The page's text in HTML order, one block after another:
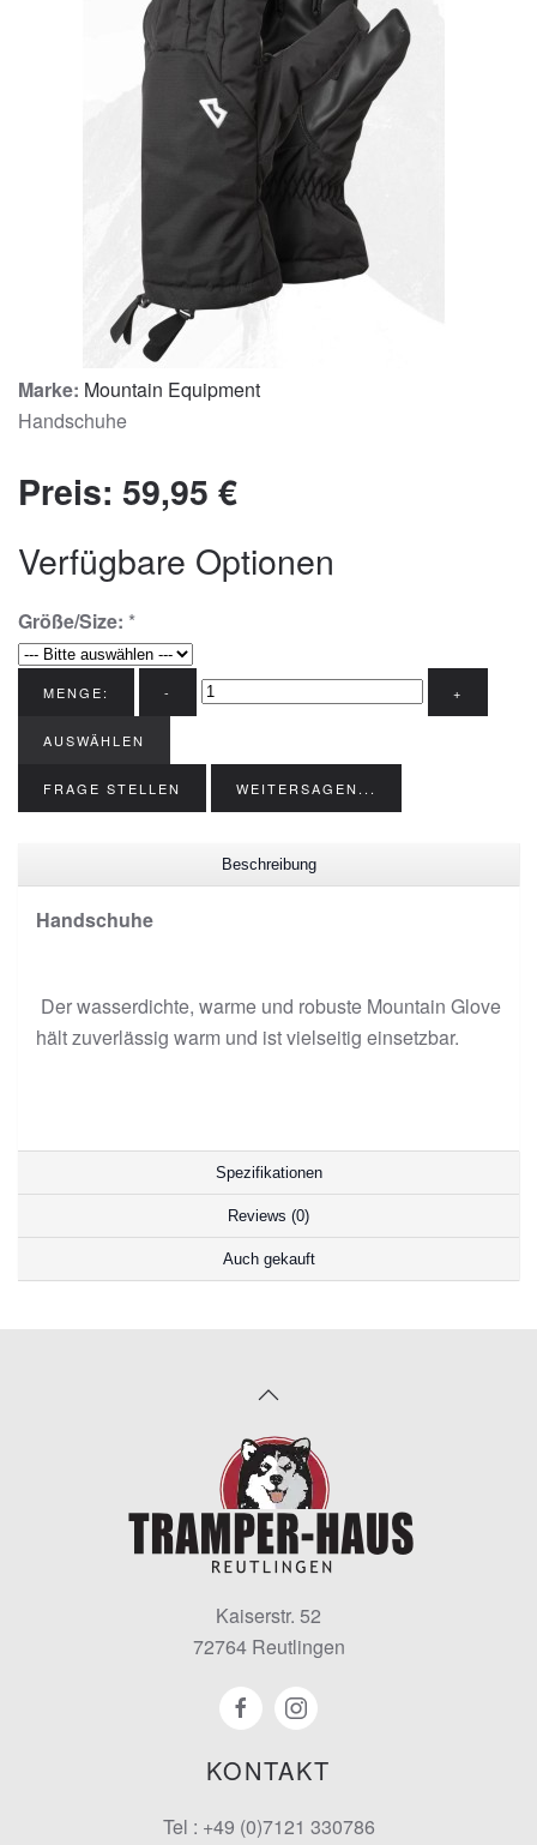
Marke: Mountain Equipment
Handschuhe
Preis: 59,95 €
Verfügbare Optionen
Größe/Size: *
MENGE: - +
AUSWÄHLEN
FRAGE STELLEN WEITERSAGEN...
Beschreibung
Handschuhe
Der wasserdichte, warme und robuste Mountain Glove
hält zuverlässig warm und ist vielseitig einsetzbar.
Spezifikationen
Reviews (0)
Auch gekauft
KONTAKT
Tel : +49 (0)7121 330786
Kaiserstr. 52
72764 Reutlingen